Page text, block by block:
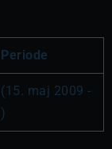
Periode
(15. maj 2009 -
)